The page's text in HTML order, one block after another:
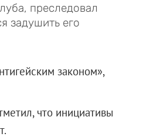
преследовал
задушить его
законом»,
что инициативы